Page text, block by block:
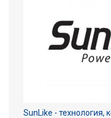
SunLike - технология,